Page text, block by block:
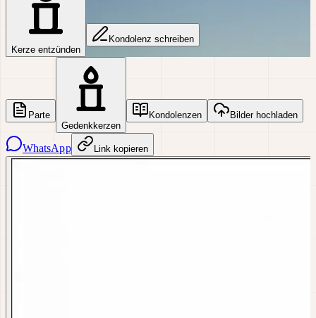
Kerze entzünden
Kondolenz schreiben
Parte
Gedenkkerzen
Kondolenzen Bilder hochladen
WhatsApp Link kopieren